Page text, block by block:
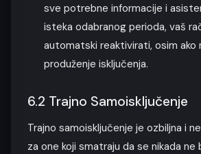
sve potrebne informacije i
isteka odabranog perioda, vaš
automatski reaktivirati, osim ako
produženje isključenja.
6.2 Trajno Samoisključenje
Trajno samoisključenje je ozbiljna i
za one koji smatraju da se nikada